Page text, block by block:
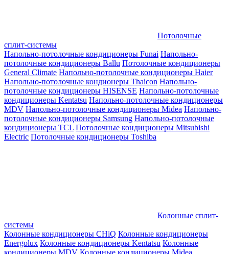
Потолочные
сплит-системы
Напольно-потолочные кондиционеры Funai Напольно-
потолочные кондиционеры Ballu Потолочные кондиционеры
General Climate Напольно-потолочные кондиционеры Haier
Напольно-потолочные кондионеры Thaicon Напольно-
потолочные кондиционеры HISENSE Напольно-потолочные
кондиционеры Kentatsu Напольно-потолочные кондиционеры
MDV Напольно-потолочные кондиционеры Midea Напольно-
потолочные кондиционеры Samsung Напольно-потолочные
кондиционеры TCL Потолочные кондиционеры Mitsubishi
Electric Потолочные кондиционеры Toshiba
Колонные сплит-
системы
Колонные кондиционеры CHiQ Колонные кондиционеры
Energolux Колонные кондиционеры Kentatsu Колонные
кондиционеры MDV Колонные кондиционеры Midea